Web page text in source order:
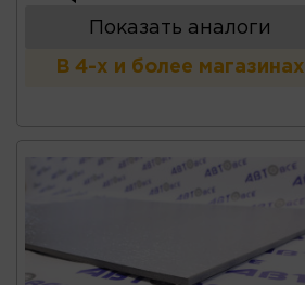
Показать аналоги
В 4-х и более магазинах